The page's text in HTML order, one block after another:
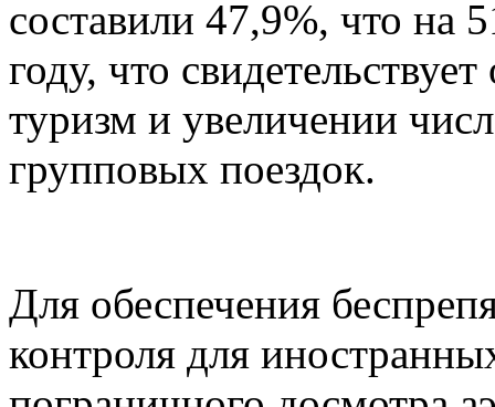
составили 47,9%, что
году, что
туризм и увеличении
групповых поездок.
Для обеспечения
контроля для